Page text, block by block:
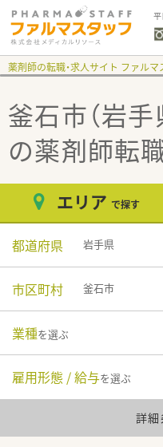
平
薬剤師の転職・求人サイト ファルマ
釜石市（岩
の薬剤師転
エリア で探す
都道府県 岩手県
市区町村 釜石市
業種を選ぶ
雇用形態 / 給与を選ぶ
詳